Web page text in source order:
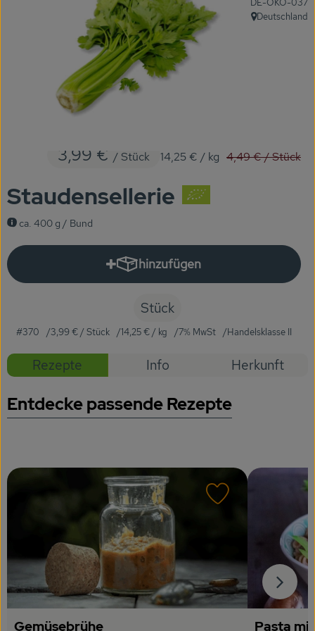
Gutes aus Höhenberg
Einfach Bio
Obst & Gemüse
Kühlregal
Tiefkühlprodukte
Feinkost
Naturkosmetik
Drogerie
Trinkgeld & Spenden
Service
B2B
Staudensellerie
ca. 400 g / Bund
3,99 € / Stück 14,25 € / kg Alter Preis:
4,49 €/ Stück
DE-ÖKO-037
, Herkunft:
Deutschland
hinzufügen
Produkt zum Warenkorb
Stück
#370 3,99 € / Stück 14,25 € / kg 7% MwSt Handelsklasse II
Rezepte Info Herkunft
Entdecke passende Rezepte
Gemüsebrühe
Pasta